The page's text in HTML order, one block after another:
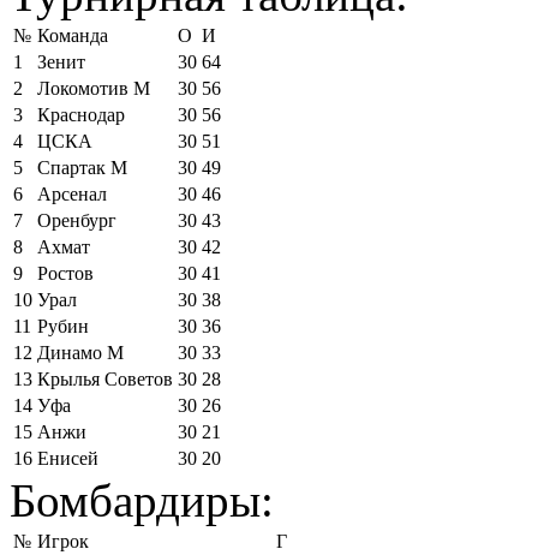
№ Команда О И
1
Зенит 30 64
2
Локомотив М 30 56
3
Краснодар 30 56
4
ЦСКА 30 51
5
Спартак М 30 49
6
Арсенал 30 46
7
Оренбург 30 43
8
Ахмат 30 42
9
Ростов 30 41
10 Урал 30 38
11 Рубин 30 36
12 Динамо М 30 33
13 Крылья Советов 30 28
14 Уфа 30 26
15 Анжи 30 21
16 Енисей 30 20
Бомбардиры:
№ Игрок
Г